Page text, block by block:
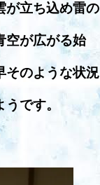
が立ち込め雷の
空が広がる始
そのような状況
です。